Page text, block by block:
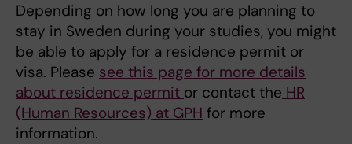
Depending on how long you are planning to
stay in Sweden during your studies, you might
be able to apply for a residence permit or
visa. Please see this page for more details
about residence permit or contact the HR
(Human Resources) at GPH for more
information.